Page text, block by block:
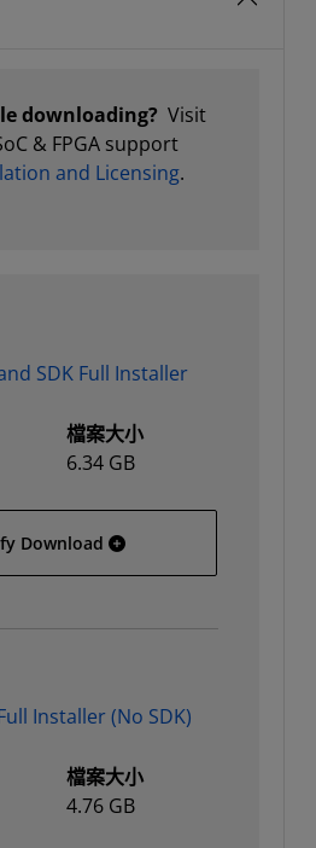
downloading? Visit
& FPGA support
and Licensing.
SDK Full Installer
檔案大小
6.34 GB
Download All OS Vivado and SDK
Installer (No SDK)
檔案大小
4.76 GB